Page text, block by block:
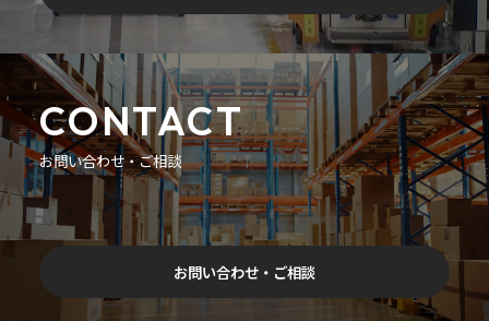
CONTACT
お問い合わせ・ご相談
お問い合わせ・ご相談